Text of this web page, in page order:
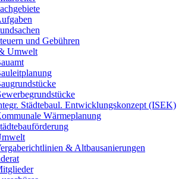
und Gebühren
Umwelt
Städtebaul. Entwicklungskonzept (ISEK)
Wärmeplanung
& Altbausanierungen